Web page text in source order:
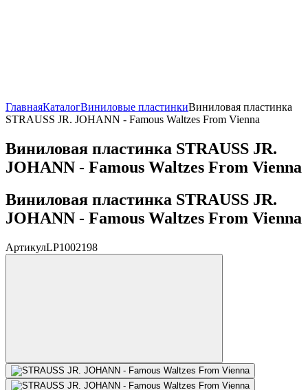
ГлавнаяКаталогВиниловые пластинкиВиниловая пластинка
STRAUSS JR. JOHANN - Famous Waltzes From Vienna
Виниловая пластинка STRAUSS JR.
JOHANN - Famous Waltzes From Vienna
Виниловая пластинка STRAUSS JR.
JOHANN - Famous Waltzes From Vienna
АртикулLP1002198